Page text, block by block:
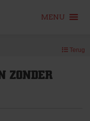
MENU
Terug
ZONDER